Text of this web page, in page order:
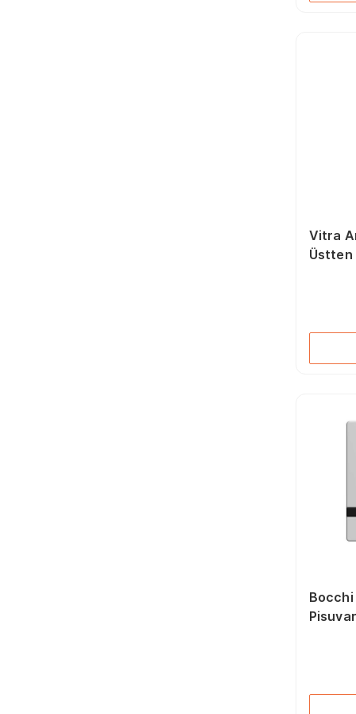
Vitra
Üstten
Bocchi